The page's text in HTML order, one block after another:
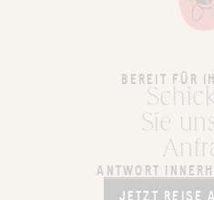
BEREIT FÜR
Sie
ANTWORT
JETZT REISE
JETZT REISE